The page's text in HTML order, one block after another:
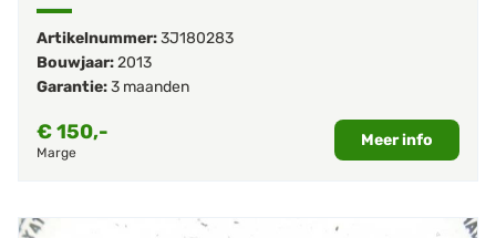
Artikelnummer:3J180283
Bouwjaar:2013
Garantie:3 maanden
€150,-
Marge
Meer info